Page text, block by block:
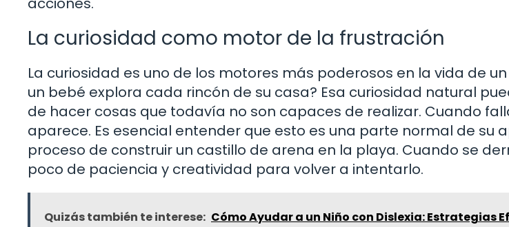
La curiosidad como motor de la frustración
La curiosidad es uno de los motores más poderosos en la vida de
un bebé explora cada rincón de su casa? Esa curiosidad natural
de hacer cosas que todavía no son capaces de realizar. Cuando
aparece. Es esencial entender que esto es una parte normal de su
proceso de construir un castillo de arena en la playa. Cuando se
poco de paciencia y creatividad para volver a intentarlo.
Quizás también te interese: Cómo Ayudar a un Niño con Dislexia: Estrategias